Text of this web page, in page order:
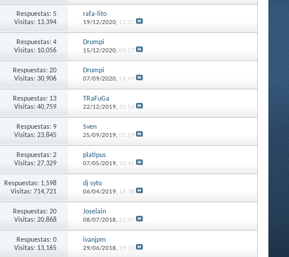
Respuestas: 5
Visitas: 13,394
rafa-lito
19/12/2020, 12:31
Respuestas: 4
Visitas: 10,056
Drumpi
15/12/2020, 09:57
Respuestas: 20
Visitas: 30,906
Drumpi
07/09/2020, 14:49
Respuestas: 13
Visitas: 40,759
TRaFuGa
22/12/2019, 10:54
Respuestas: 9
Visitas: 23,845
Sven
25/09/2019, 01:59
Respuestas: 2
Visitas: 27,329
platipus
07/05/2019, 10:45
Respuestas: 1,598
Visitas: 714,721
dj syto
06/04/2019, 18:38
Respuestas: 20
Visitas: 20,868
Joselain
08/07/2018, 21:07
Respuestas: 0
Visitas: 13,165
ivanjpm
29/06/2018, 19:13